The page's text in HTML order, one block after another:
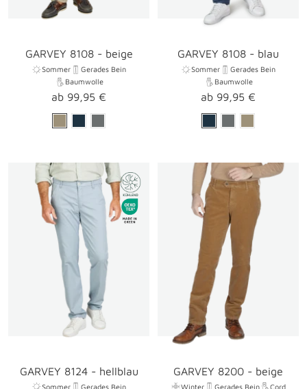
GARVEY 8108 - beige
Sommer
Gerades Bein
Baumwolle
Angebotspreis
ab 99,95 €
GARVEY 8108 - blau
Sommer
Gerades Bein
Baumwolle
Angebotspreis
ab 99,95 €
GARVEY 8124 - hellblau
Sommer
Gerades Bein
GARVEY 8200 - beige
Winter Gerades Bein Cord